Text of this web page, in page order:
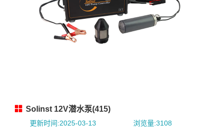
Solinst 12V潜水泵(415)
更新时间:2025-03-13 浏览量:3108